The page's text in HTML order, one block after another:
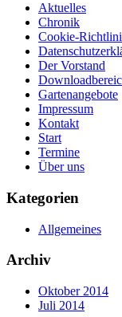
Aktuelles
Chronik
Cookie-
Der Vorstand
Gartenangebote
Impressum
Kontakt
Start
Termine
Über uns
Kategorien
Allgemeines
Archiv
Oktober 2014
Juli 2014